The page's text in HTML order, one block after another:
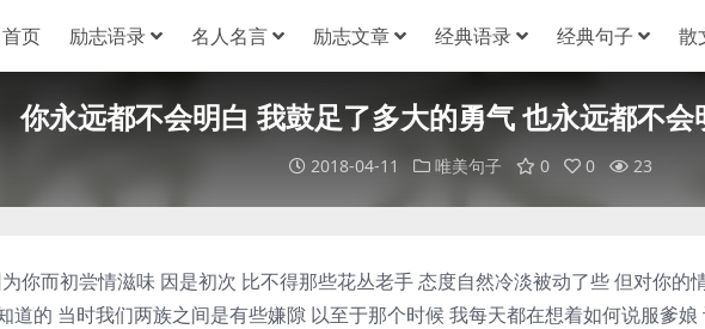
首页 励志语录 名人名言 励志文章 经典语录 经典句子 散
你永远都不会明白 我鼓足了多大的勇气 也永远都不
2018-04-11 唯美句子 0 0 23
你而初尝情滋味 因是初次 比不得那些花丛老手 态度自然冷淡被动了些 但对你的
道的 当时我们两族之间是有些嫌隙 以至于那个时候 我每天都在想着如何说服爹娘